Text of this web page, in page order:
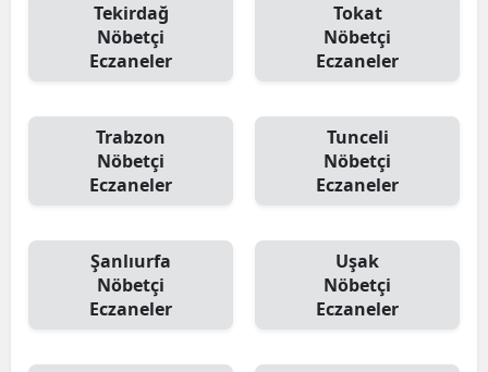
Tekirdağ
Nöbetçi
Eczaneler
Tokat
Nöbetçi
Eczaneler
Trabzon
Nöbetçi
Eczaneler
Tunceli
Nöbetçi
Eczaneler
Şanlıurfa
Nöbetçi
Eczaneler
Uşak
Nöbetçi
Eczaneler